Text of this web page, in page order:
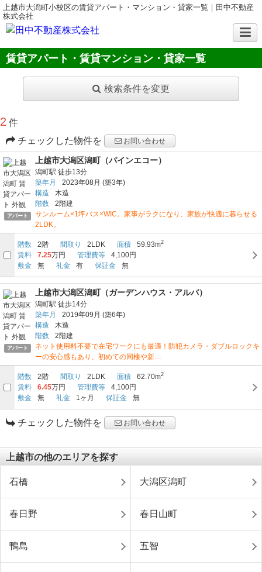
上越市大潟町小校区の賃貸アパート・マンション・貸家一覧｜田中不動産
株式会社
賃貸アパート・賃貸マンション・貸家一覧
検索条件を変更
2 件
チェックした物件を
お問い合わせ
アパート
上越市大潟区潟町（パインエコー）
潟町駅 徒歩13分
築年月
2023年08月 (築3年)
構造
木造
階数
2階建
サンルーム×1坪バス×WIC。家事がラクになり、家族が快適に暮らせる
2LDK。
階数 2階 間取り 2LDK 面積 59.93m2
賃料 7.25万円 管理費等
4,100円
敷金
無 礼金 有 保証金 無
アパート
上越市大潟区潟町（ガーデンハウス・アルバ）
潟町駅 徒歩14分
築年月
2019年09月 (築6年)
構造
木造
階数
2階建
ネット使用料不要で在宅ワークにも最適！防犯カメラ・ダブルロックキ
ーの安心感もあり、初めての同棲や新…
階数 2階 間取り 2LDK 面積 62.70m2
賃料 6.45万円 管理費等
4,100円
敷金
無 礼金 1ヶ月 保証金 無
チェックした物件を お問い合わせ
上越市の他のエリアを探す
石橋 大潟区潟町
春日野 春日山町
鴨島 五智